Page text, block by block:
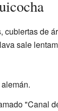
de
sale
"Canal